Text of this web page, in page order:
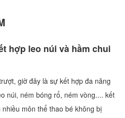
hợp leo núi và hầm chui
giờ đây là sự kết hợp đa năng
núi, ném bóng rổ, ném vòng.... kết
môn thể thao bé không bị